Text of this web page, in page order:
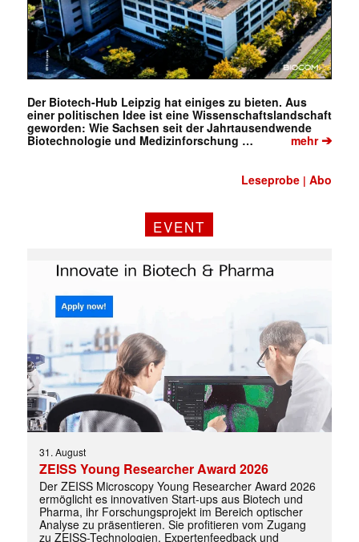
Der Biotech-Hub Leipzig hat einiges zu bieten. Aus
einer politischen Idee ist eine Wissenschaftslandschaft
geworden: Wie Sachsen seit der Jahrtausendwende
Biotechnologie und Medizinforschung …
mehr➔
Leseprobe |Abo
EVENT
31. August
ZEISS Young Researcher Award 2026
Der ZEISS Microscopy Young Researcher Award 2026
ermöglicht es innovativen Start-ups aus Biotech und
Pharma, ihr Forschungsprojekt im Bereich optischer
Analyse zu präsentieren. Sie profitieren vom Zugang
zu ZEISS-Technologien, Expertenfeedback und